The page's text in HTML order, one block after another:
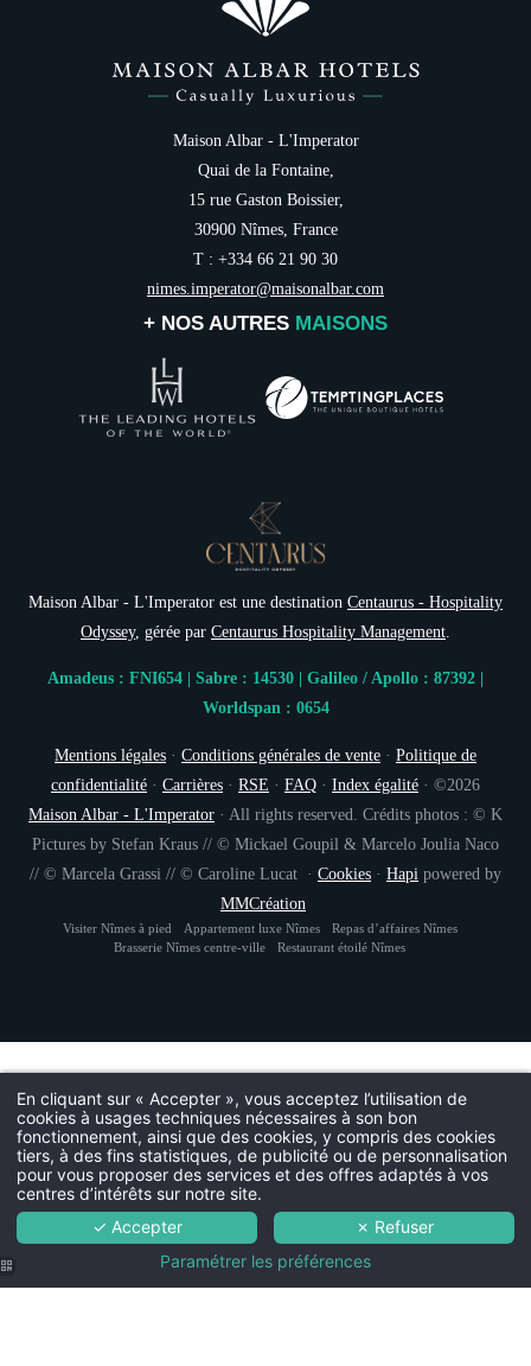
Maison Albar - L'Imperator
Quai de la Fontaine,
15 rue Gaston Boissier,
30900 Nîmes, France
T : +334 66 21 90 30
nimes.imperator@maisonalbar.com
+ NOS AUTRES MAISONS
Maison Albar - L'Imperator est une destination Centaurus - Hospitality
Odyssey, gérée par Centaurus Hospitality Management
Amadeus : FNI654 | Sabre : 14530 | Galileo / Apollo : 87392 |
Worldspan : 0654
Mentions légales · Conditions générales de vente · Politique de
confidentialité · Carrières · RSE · FAQ · Index égalité · ©2026
Maison Albar - L'Imperator · All rights reserved. Crédits photos : © K
Pictures by Stefan Kraus // © Mickael Goupil & Marcelo Joulia Naco
// © Marcela Grassi // © Caroline Lucat · Cookies · Hapi powered by
MMCréation
Visiter Nîmes à pied Appartement luxe Nîmes
Repas d’affaires Nîmes
Brasserie Nîmes centre-ville
Restaurant étoilé Nîmes
INSCRIPTION À
Monsieur
En cliquant sur « Accepter », vous acceptez l’utilisation de
cookies à usages techniques nécessaires à son bon
fonctionnement, ainsi que des cookies, y compris des cookies
tiers, à des fins statistiques, de publicité ou de personnalisation
pour vous proposer des services et des offres adaptés à vos
centres d’intérêts sur notre site.
✓ Accepter
✗ Refuser
Paramétrer les préférences